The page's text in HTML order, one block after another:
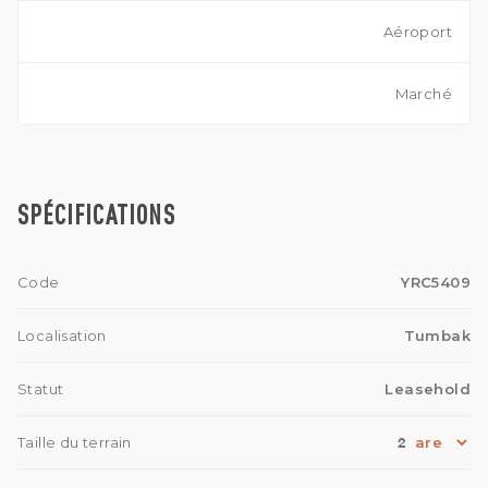
Aéroport
Marché
SPÉCIFICATIONS
Code YRC5409
Localisation Tumbak
Statut Leasehold
Taille du terrain 2